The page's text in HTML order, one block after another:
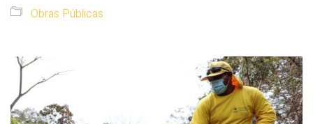
Obras Públicas